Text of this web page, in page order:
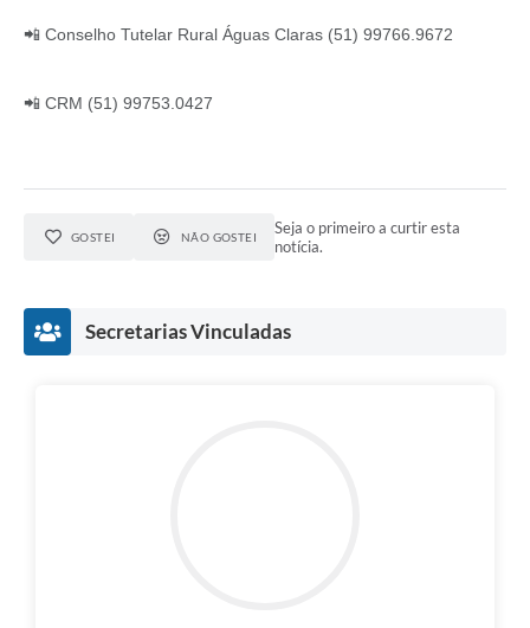
📲 Conselho Tutelar Rural Águas Claras (51) 99766.9672
📲 CRM (51) 99753.0427
GOSTEI NÃO GOSTEI
Seja o primeiro a curtir esta
notícia.
Secretarias Vinculadas